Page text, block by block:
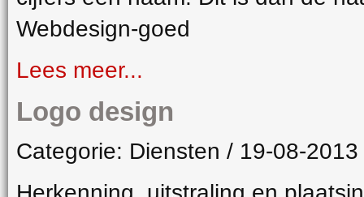
Webdesign-goed
Lees meer...
Logo design
Categorie: Diensten / 19-08-